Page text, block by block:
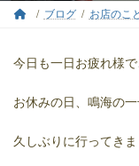
ブログ お店のこと
今日も一日お疲れ様
お休みの日、鳴海の
久しぶりに行ってき